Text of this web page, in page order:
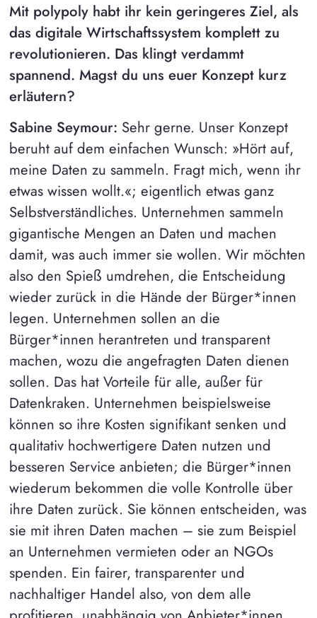
Mit polypoly habt ihr kein geringeres Ziel, als
das digitale Wirtschaftssystem komplett zu
revolutionieren. Das klingt verdammt
spannend. Magst du uns euer Konzept kurz
erläutern?
Sabine Seymour: Sehr gerne. Unser Konzept
beruht auf dem einfachen Wunsch: »Hört auf,
meine Daten zu sammeln. Fragt mich, wenn ihr
etwas wissen wollt.«; eigentlich etwas ganz
Selbstverständliches. Unternehmen sammeln
gigantische Mengen an Daten und machen
damit, was auch immer sie wollen. Wir möchten
also den Spieß umdrehen, die Entscheidung
wieder zurück in die Hände der Bürger*innen
legen. Unternehmen sollen an die
Bürger*innen herantreten und transparent
machen, wozu die angefragten Daten dienen
sollen. Das hat Vorteile für alle, außer für
Datenkraken. Unternehmen beispielsweise
können so ihre Kosten signifikant senken und
qualitativ hochwertigere Daten nutzen und
besseren Service anbieten; die Bürger*innen
wiederum bekommen die volle Kontrolle über
ihre Daten zurück. Sie können entscheiden, was
sie mit ihren Daten machen – sie zum Beispiel
an Unternehmen vermieten oder an NGOs
spenden. Ein fairer, transparenter und
nachhaltiger Handel also, von dem alle